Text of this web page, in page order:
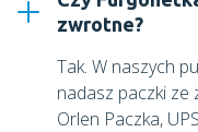
zwrotne?
Tak. W naszych
nadasz paczki ze
Orlen Paczka,